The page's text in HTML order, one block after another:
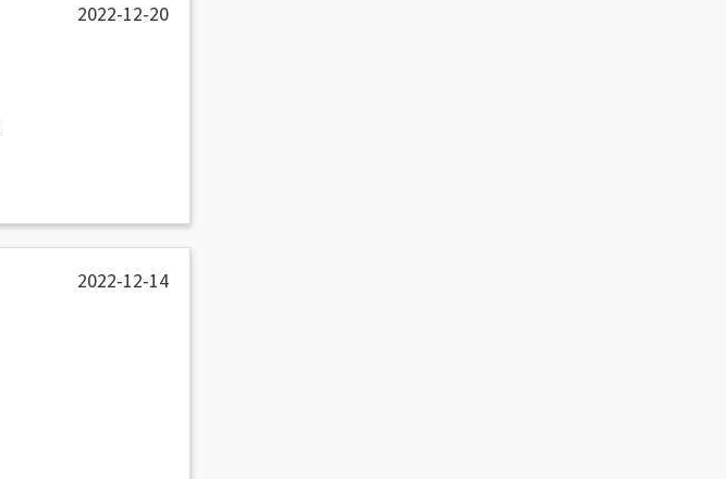
2022-12-20
2022-12-14